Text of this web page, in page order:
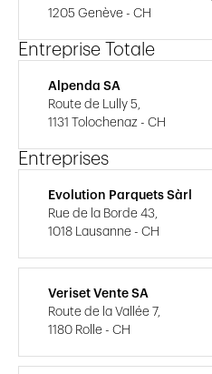
1205 Genève - CH
Entreprise Totale
Alpenda SA
Route de Lully 5,
1131 Tolochenaz - CH
Entreprises
Evolution Parquets Sàrl
Rue de la Borde 43,
1018 Lausanne - CH
Veriset Vente SA
Route de la Vallée 7,
1180 Rolle - CH